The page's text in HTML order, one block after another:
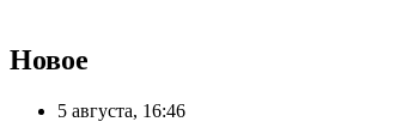
Новое
5 августа, 16:46